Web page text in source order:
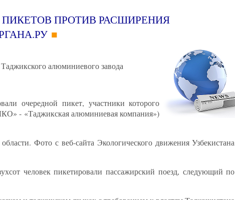
ПРОТИВ РАСШИРЕНИЯ
алюминиевого завода
очередной пикет, участники которого
- «Таджикская алюминиевая компания»)
Фото с веб-сайта Экологического движения Узбекистана
человек пикетировали пассажирский поезд, следующий по